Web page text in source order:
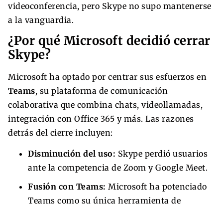
videoconferencia, pero Skype no supo mantenerse
a la vanguardia.
¿Por qué Microsoft decidió cerrar
Skype?
Microsoft ha optado por centrar sus esfuerzos en
Teams, su plataforma de comunicación
colaborativa que combina chats, videollamadas,
integración con Office 365 y más. Las razones
detrás del cierre incluyen:
Disminución del uso: Skype perdió usuarios
ante la competencia de Zoom y Google Meet.
Fusión con Teams: Microsoft ha potenciado
Teams como su única herramienta de